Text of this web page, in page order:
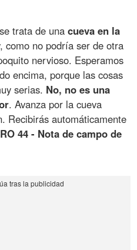
trata de unacueva en la
como no podría ser de otra
nervioso. Esperamos
encima, porque las cosas
serias. No, no es una
. Avanza por la cueva
Recibirás automáticamente
44 - Nota de campo de